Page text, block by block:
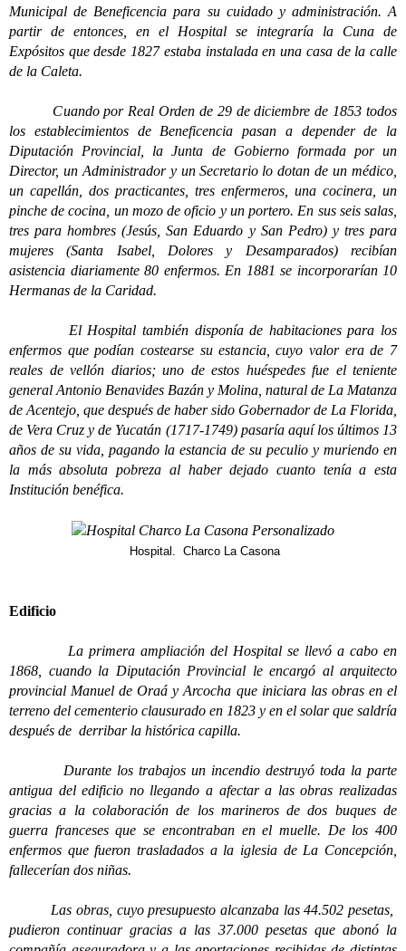
Municipal de Beneficencia para su cuidado y administración. A
partir de entonces, en el Hospital se integraría la Cuna de
Expósitos que desde 1827 estaba instalada en una casa de la calle
de la Caleta.
Cuando por Real Orden de 29 de diciembre de 1853 todos
los establecimientos de Beneficencia pasan a depender de la
Diputación Provincial, la Junta de Gobierno formada por un
Director, un Administrador y un Secretario lo dotan de un médico,
un capellán, dos practicantes, tres enfermeros, una cocinera, un
pinche de cocina, un mozo de oficio y un portero. En sus seis salas,
tres para hombres (Jesús, San Eduardo y San Pedro) y tres para
mujeres (Santa Isabel, Dolores y Desamparados) recibían
asistencia diariamente 80 enfermos. En 1881 se incorporarían 10
Hermanas de la Caridad.
El Hospital también disponía de habitaciones para los
enfermos que podían costearse su estancia, cuyo valor era de 7
reales de vellón diarios; uno de estos huéspedes fue el teniente
general Antonio Benavides Bazán y Molina, natural de La Matanza
de Acentejo, que después de haber sido Gobernador de La Florida,
de Vera Cruz y de Yucatán (1717-1749) pasaría aquí los últimos 13
años de su vida, pagando la estancia de su peculio y muriendo en
la más absoluta pobreza al haber dejado cuanto tenía a esta
Institución benéfica.
Hospital. Charco La Casona
Edificio
La primera ampliación del Hospital se llevó a cabo en
1868, cuando la Diputación Provincial le encargó al arquitecto
provincial Manuel de Oraá y Arcocha que iniciara las obras en el
terreno del cementerio clausurado en 1823 y en el solar que saldría
después de derribar la histórica capilla.
Durante los trabajos un incendio destruyó toda la parte
antigua del edificio no llegando a afectar a las obras realizadas
gracias a la colaboración de los marineros de dos buques de
guerra franceses que se encontraban en el muelle. De los 400
enfermos que fueron trasladados a la iglesia de La Concepción,
fallecerían dos niñas.
Las obras, cuyo presupuesto alcanzaba las 44.502 pesetas,
pudieron continuar gracias a las 37.000 pesetas que abonó la